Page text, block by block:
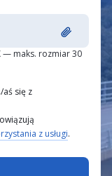
— maks. rozmiar 30
aś się z
z usługi.